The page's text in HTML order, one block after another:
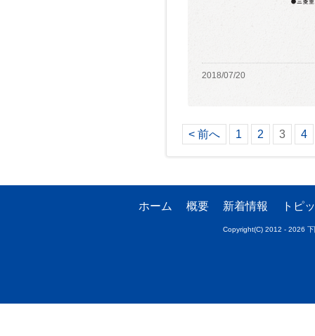
2018/07/20
< 前へ 1 2 3 4
ホーム 概要 新着情報 トピ
Copyright(C) 2012 - 2026